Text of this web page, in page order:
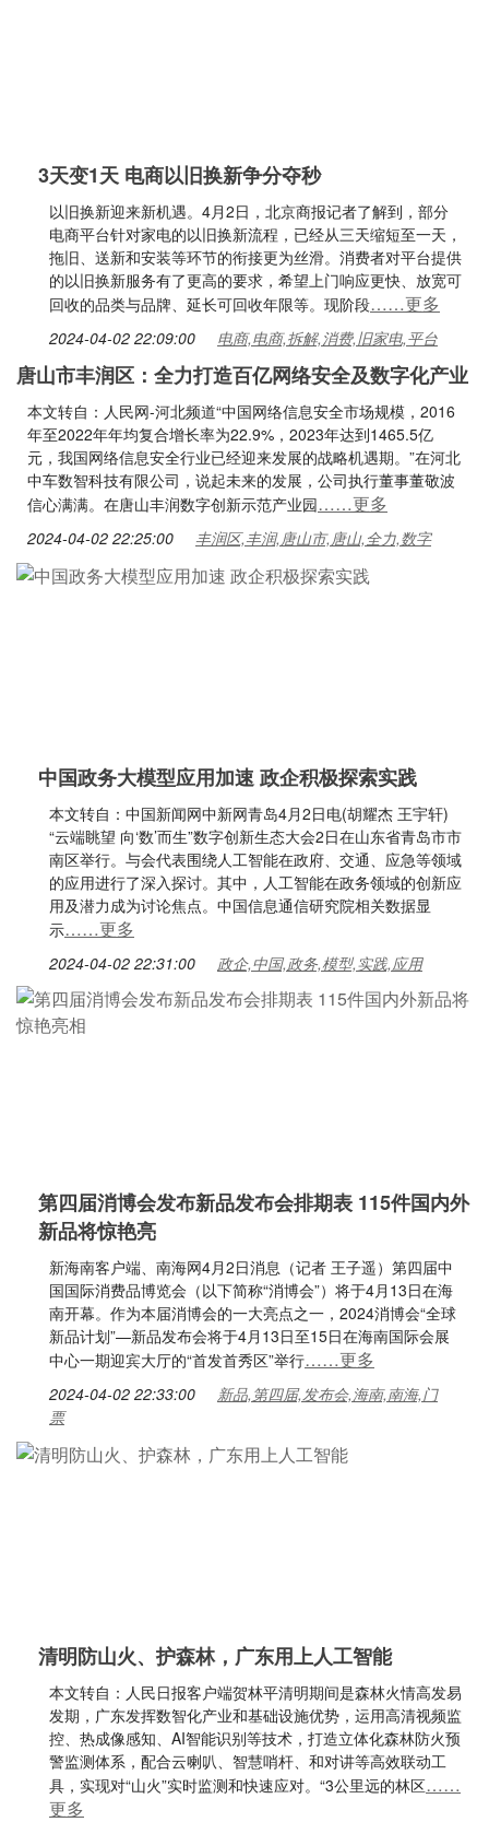
3天变1天 电商以旧换新争分夺秒
以旧换新迎来新机遇。4月2日，北京商报记者了解到，部分
电商平台针对家电的以旧换新流程，已经从三天缩短至一天，
拖旧、送新和安装等环节的衔接更为丝滑。消费者对平台提供
的以旧换新服务有了更高的要求，希望上门响应更快、放宽可
回收的品类与品牌、延长可回收年限等。现阶段……更多
2024-04-02 22:09:00 电商,电商,拆解,消费,旧家电,平台
唐山市丰润区：全力打造百亿网络安全及数字化产业
本文转自：人民网-河北频道“中国网络信息安全市场规模，2016
年至2022年年均复合增长率为22.9%，2023年达到1465.5亿
元，我国网络信息安全行业已经迎来发展的战略机遇期。”在河北
中车数智科技有限公司，说起未来的发展，公司执行董事董敬波
信心满满。在唐山丰润数字创新示范产业园……更多
2024-04-02 22:25:00 丰润区,丰润,唐山市,唐山,全力,数字
中国政务大模型应用加速 政企积极探索实践
本文转自：中国新闻网中新网青岛4月2日电(胡耀杰 王宇轩)
“云端眺望 向‘数’而生”数字创新生态大会2日在山东省青岛市市
南区举行。与会代表围绕人工智能在政府、交通、应急等领域
的应用进行了深入探讨。其中，人工智能在政务领域的创新应
用及潜力成为讨论焦点。中国信息通信研究院相关数据显
示……更多
2024-04-02 22:31:00 政企,中国,政务,模型,实践,应用
第四届消博会发布新品发布会排期表 115件国内外
新品将惊艳亮
新海南客户端、南海网4月2日消息（记者 王子遥）第四届中
国国际消费品博览会（以下简称“消博会”）将于4月13日在海
南开幕。作为本届消博会的一大亮点之一，2024消博会“全球
新品计划”—新品发布会将于4月13日至15日在海南国际会展
中心一期迎宾大厅的“首发首秀区”举行……更多
2024-04-02 22:33:00
新品,第四届,发布会,海南,南海,门
票
清明防山火、护森林，广东用上人工智能
本文转自：人民日报客户端贺林平清明期间是森林火情高发易
发期，广东发挥数智化产业和基础设施优势，运用高清视频监
控、热成像感知、AI智能识别等技术，打造立体化森林防火预
警监测体系，配合云喇叭、智慧哨杆、和对讲等高效联动工
具，实现对“山火”实时监测和快速应对。“3公里远的林区……
更多